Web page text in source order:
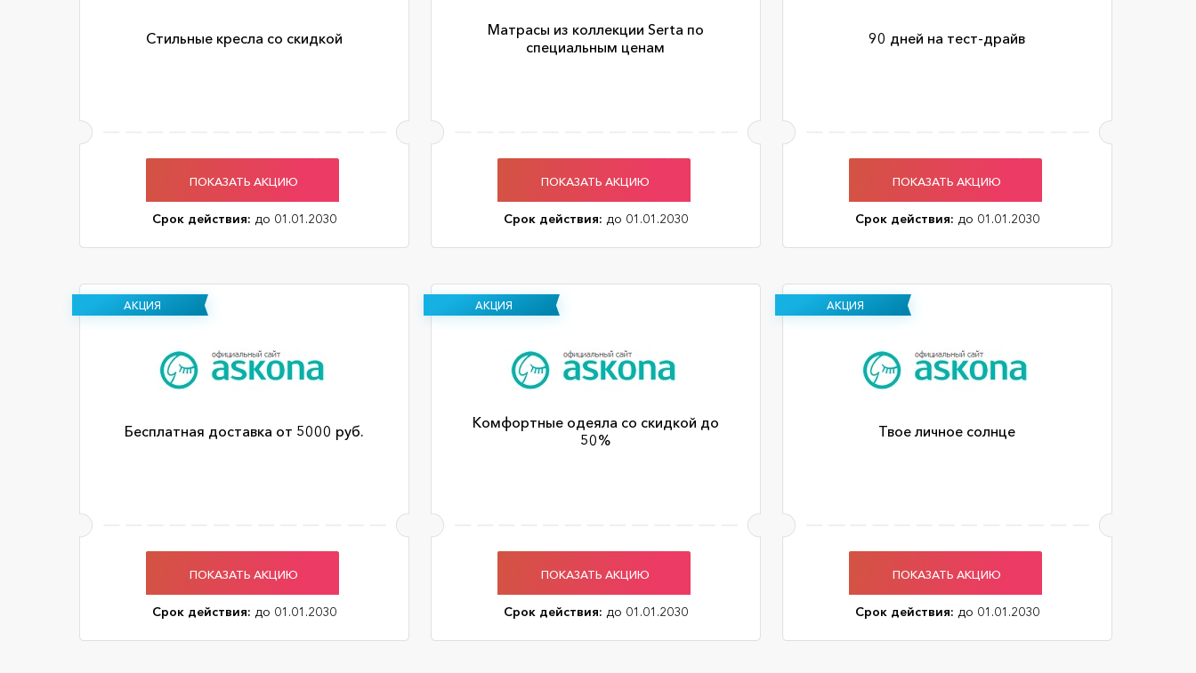
Стильные кресла со скидкой
ПОКАЗАТЬ АКЦИЮ
Срок действия: до 01.01.2030
Матрасы из коллекции Serta по
специальным ценам
ПОКАЗАТЬ АКЦИЮ
Срок действия: до 01.01.2030
90 дней на тест-драйв
ПОКАЗАТЬ АКЦИЮ
Срок действия: до 01.01.2030
АКЦИЯ
Бесплатная доставка от 5000 руб.
ПОКАЗАТЬ АКЦИЮ
Срок действия: до 01.01.2030
АКЦИЯ
Комфортные одеяла со скидкой до
50%
ПОКАЗАТЬ АКЦИЮ
Срок действия: до 01.01.2030
АКЦИЯ
Твое личное солнце
ПОКАЗАТЬ АКЦИЮ
Срок действия: до 01.01.2030